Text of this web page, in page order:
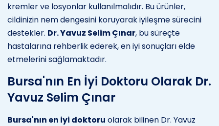
kremler ve losyonlar kullanılmalıdır. Bu ürünler,
cildinizin nem dengesini koruyarak iyileşme sürecini
destekler. Dr. Yavuz Selim Çınar, bu süreçte
hastalarına rehberlik ederek, en iyi sonuçları elde
etmelerini sağlamaktadır.
Bursa'nın En İyi Doktoru Olarak Dr.
Yavuz Selim Çınar
Bursa'nın en iyi doktoru olarak bilinen Dr. Yavuz